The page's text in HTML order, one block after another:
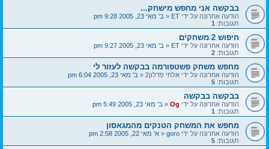
בבקשה אני מחפש מישחק...
הודעה אחרונה על ידי ET
« ב' מאי 23, 2005 9:28 pm
תגובות: 1
חיפוש 2 משחקים
הודעה אחרונה על ידי ET
« ב' מאי 23, 2005 9:27 pm
תגובות: 2
מחפש משחק פשטפורמה בבקשה לעזור לי
הודעה אחרונה על ידי אלחי פדלון2 « ב' מאי 23, 2005 6:04 pm
תגובות: 5
בבקשה בבקשה
הודעה אחרונה על ידי Og
« ב' מאי 23, 2005 5:49 pm
תגובות: 1
מחפש את המשחק הטנקים מהמגאסון
הודעה אחרונה על ידי goro
« א' מאי 22, 2005 2:58 pm
תגובות: 5